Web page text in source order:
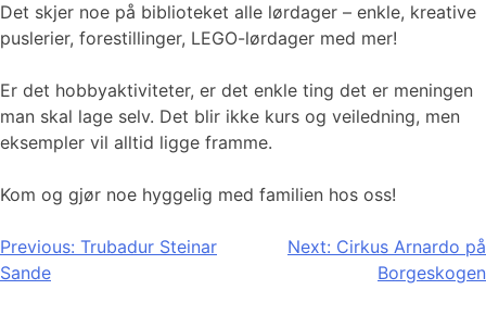
Det skjer noe på biblioteket alle lørdager – enkle, kreative
puslerier, forestillinger, LEGO-lørdager med mer!
Er det hobbyaktiviteter, er det enkle ting det er meningen
man skal lage selv. Det blir ikke kurs og veiledning, men
eksempler vil alltid ligge framme.
Kom og gjør noe hyggelig med familien hos oss!
Innleggsnavigasjon
Previous: Trubadur Steinar
Sande
Next: Cirkus Arnardo på
Borgeskogen